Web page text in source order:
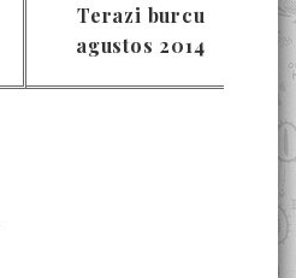
Terazi burcu
agustos 2014